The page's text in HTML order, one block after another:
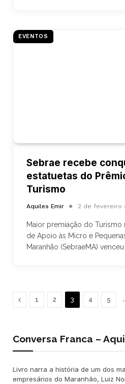
EVENTOS
Sebrae recebe
estatuetas do
Turismo
Aquiles Emir 2 de fevereiro
Maior premiação do Turismo
de Apoio às Micro e
Maranhão (SebraeMA) venceu
Previous
1 2 3 4 5
Conversa Franca –
Livro narra a história de um dos
empresários do Maranhão, Luiz